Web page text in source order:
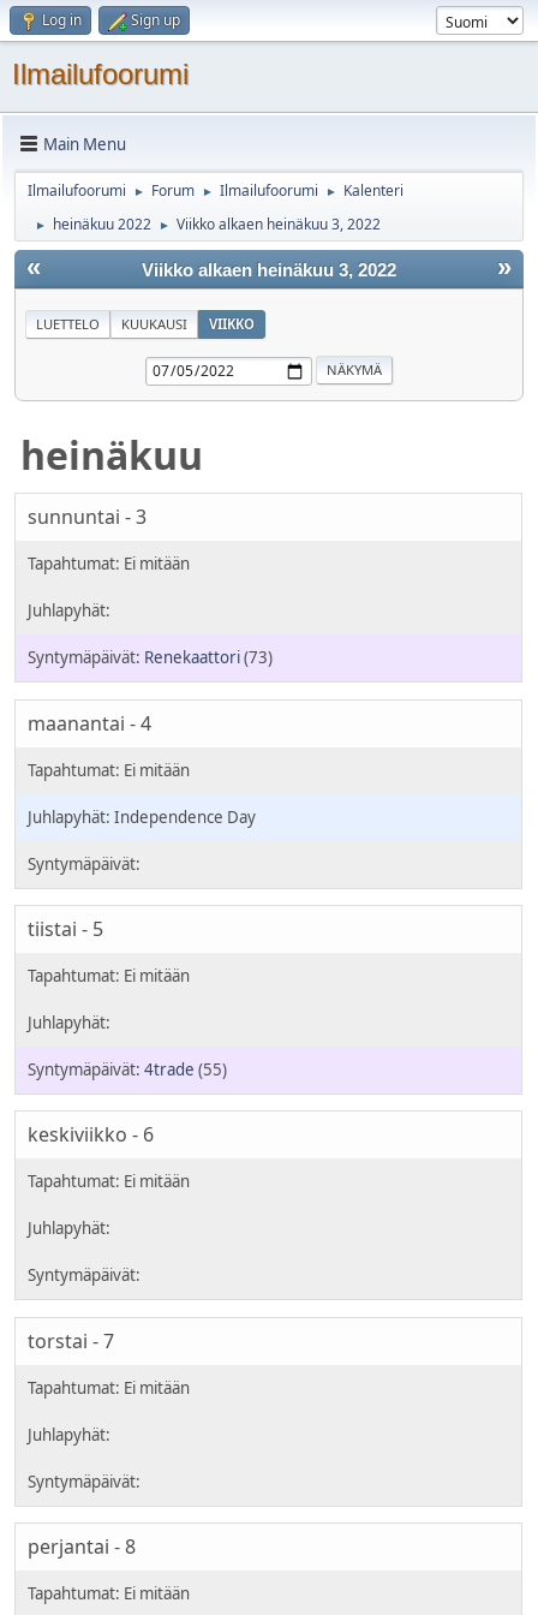
Log in Sign up
Ilmailufoorumi
Main Menu
Ilmailufoorumi ► Forum ► Ilmailufoorumi ► Kalenteri
► heinäkuu 2022 ► Viikko alkaen heinäkuu 3, 2022
« »
Viikko alkaen heinäkuu 3, 2022
LUETTELO KUUKAUSI VIIKKO
heinäkuu
sunnuntai - 3
Renekaattori(73)
maanantai - 4
Independence Day
tiistai - 5
4trade (55)
keskiviikko - 6
torstai - 7
perjantai - 8